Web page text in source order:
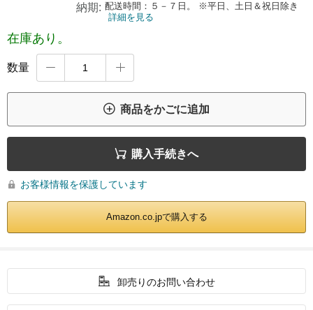
納期: 配送時間：５－７日。 ※平日、土日＆祝日除き
詳細を見る
在庫あり。
数量  
 商品をかごに追加
 購入手続きへ
 お客様情報を保護しています
Amazon.co.jpで購入する
 卸売りのお問い合わせ